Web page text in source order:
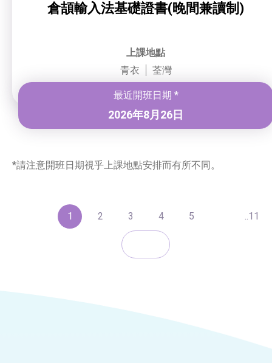
倉頡輸入法基礎證書(晚間兼讀制)
上課地點
青衣
荃灣
最近開班日期 *
2026年8月26日
*請注意開班日期視乎上課地點安排而有所不同。
1 2 3 4 5 ..11